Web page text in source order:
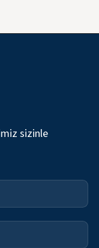
sizinle